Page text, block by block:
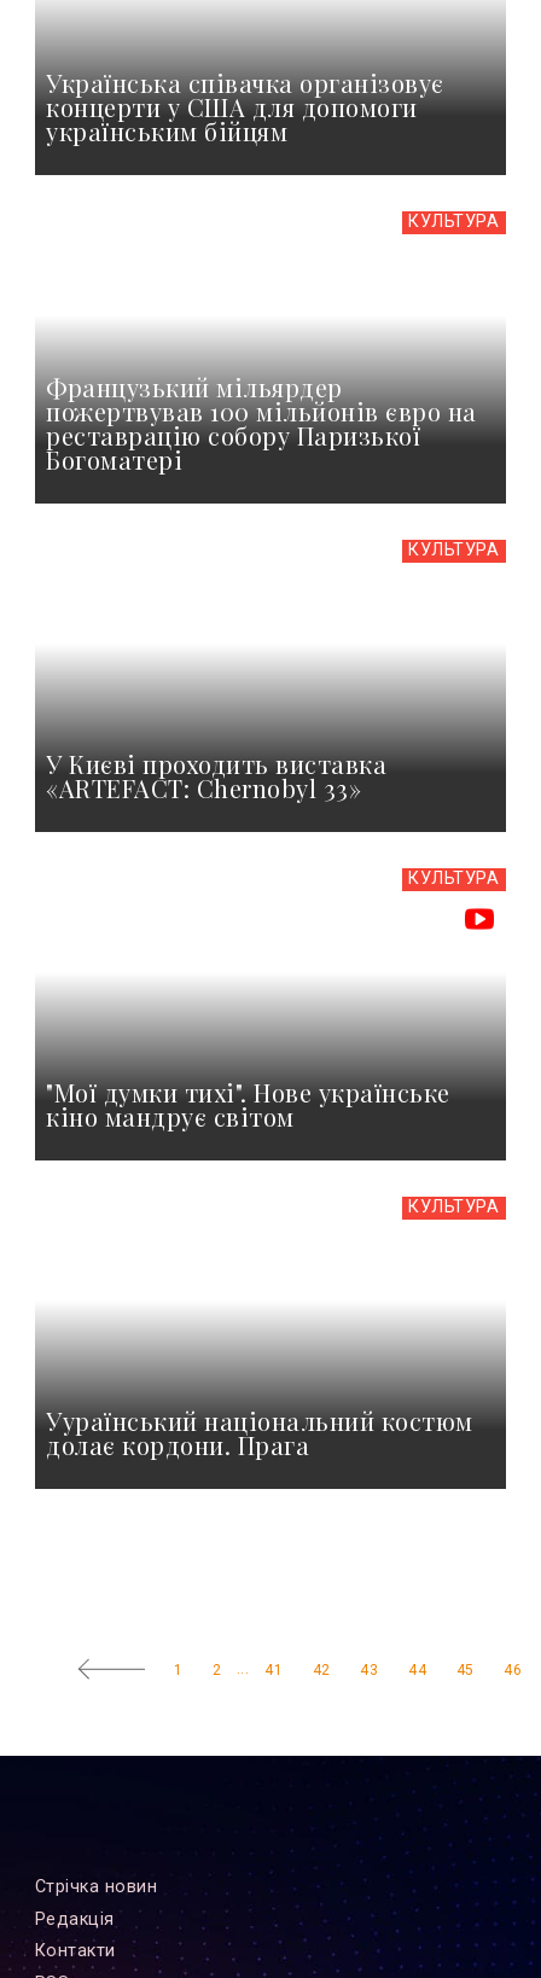
Українська співачка організовує
концерти у США для допомоги
українським бійцям
КУЛЬТУРА
Французький мільярдер
пожертвував 100 мільйонів євро на
реставрацію собору Паризької
Богоматері
КУЛЬТУРА
У Києві проходить виставка
«ARTEFACT: Chernobyl 33»
КУЛЬТУРА
"Мої думки тихі". Нове українське
кіно мандрує світом
КУЛЬТУРА
Уураїнський національний костюм
долає кордони. Прага
1 2 ... 41 42 43 44 45 46
Стрiчка новин
Редакцiя
Контакти